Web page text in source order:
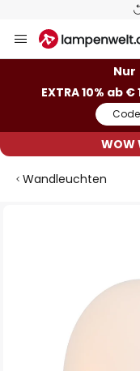
Inhalt
Nur
EXTRA 10% ab €
WOW
Wandleuchten